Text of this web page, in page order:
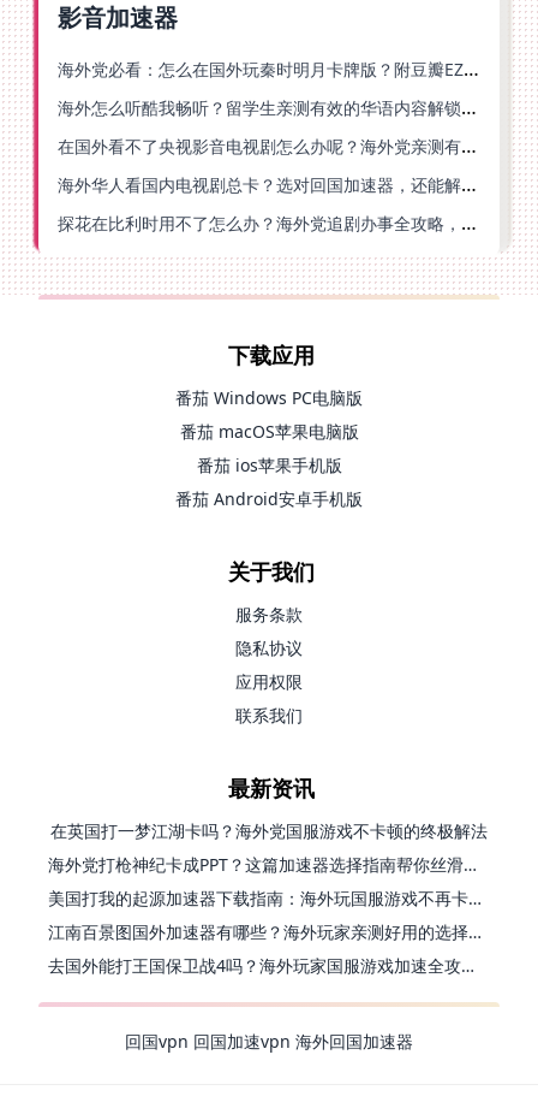
影音加速器
海外党必看：怎么在国外玩秦时明月卡牌版？附豆瓣EZCast地区限制破解法
海外怎么听酷我畅听？留学生亲测有效的华语内容解锁指南
在国外看不了央视影音电视剧怎么办呢？海外党亲测有效的回国加速方案
海外华人看国内电视剧总卡？选对回国加速器，还能解决菲律宾打不开反诈中心的问题
探花在比利时用不了怎么办？海外党追剧办事全攻略，选对加速器就够了
下载应用
番茄 Windows PC电脑版
番茄 macOS苹果电脑版
番茄 ios苹果手机版
番茄 Android安卓手机版
关于我们
服务条款
隐私协议
应用权限
联系我们
最新资讯
在英国打一梦江湖卡吗？海外党国服游戏不卡顿的终极解法
海外党打枪神纪卡成PPT？这篇加速器选择指南帮你丝滑上分
美国打我的起源加速器下载指南：海外玩国服游戏不再卡的终极方案
江南百景图国外加速器有哪些？海外玩家亲测好用的选择与避坑指南
去国外能打王国保卫战4吗？海外玩家国服游戏加速全攻略（附公主连结幻想江湖实测）
回国vpn 回国加速vpn 海外回国加速器